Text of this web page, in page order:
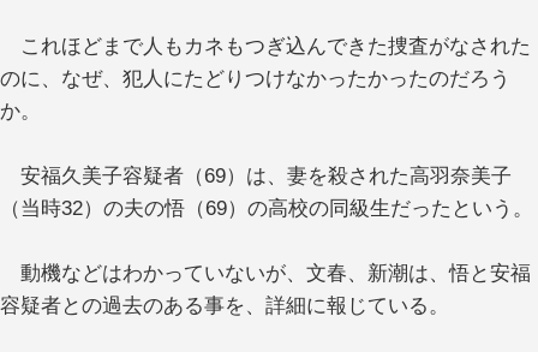
これほどまで人もカネもつぎ込んできた捜査がなされた
のに、なぜ、犯人にたどりつけなかったかったのだろう
か。
安福久美子容疑者（69）は、妻を殺された高羽奈美子
（当時32）の夫の悟（69）の高校の同級生だったという。
動機などはわかっていないが、文春、新潮は、悟と安福
容疑者との過去のある事を、詳細に報じている。